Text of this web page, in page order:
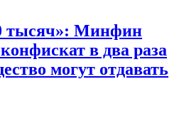
тысяч»: Минфин
в два раза
могут отдавать